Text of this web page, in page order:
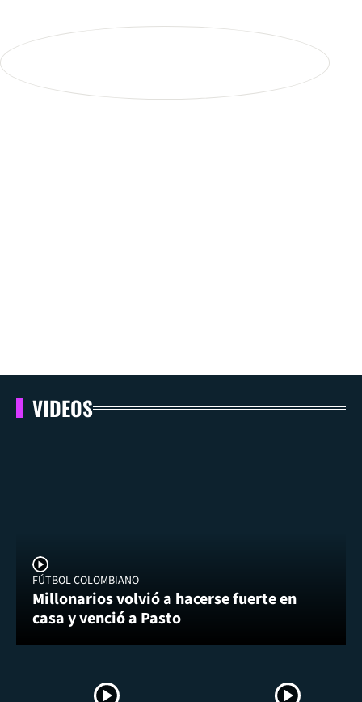
VIDEOS
FÚTBOL COLOMBIANO
Millonarios volvió a hacerse fuerte en
casa y venció a Pasto